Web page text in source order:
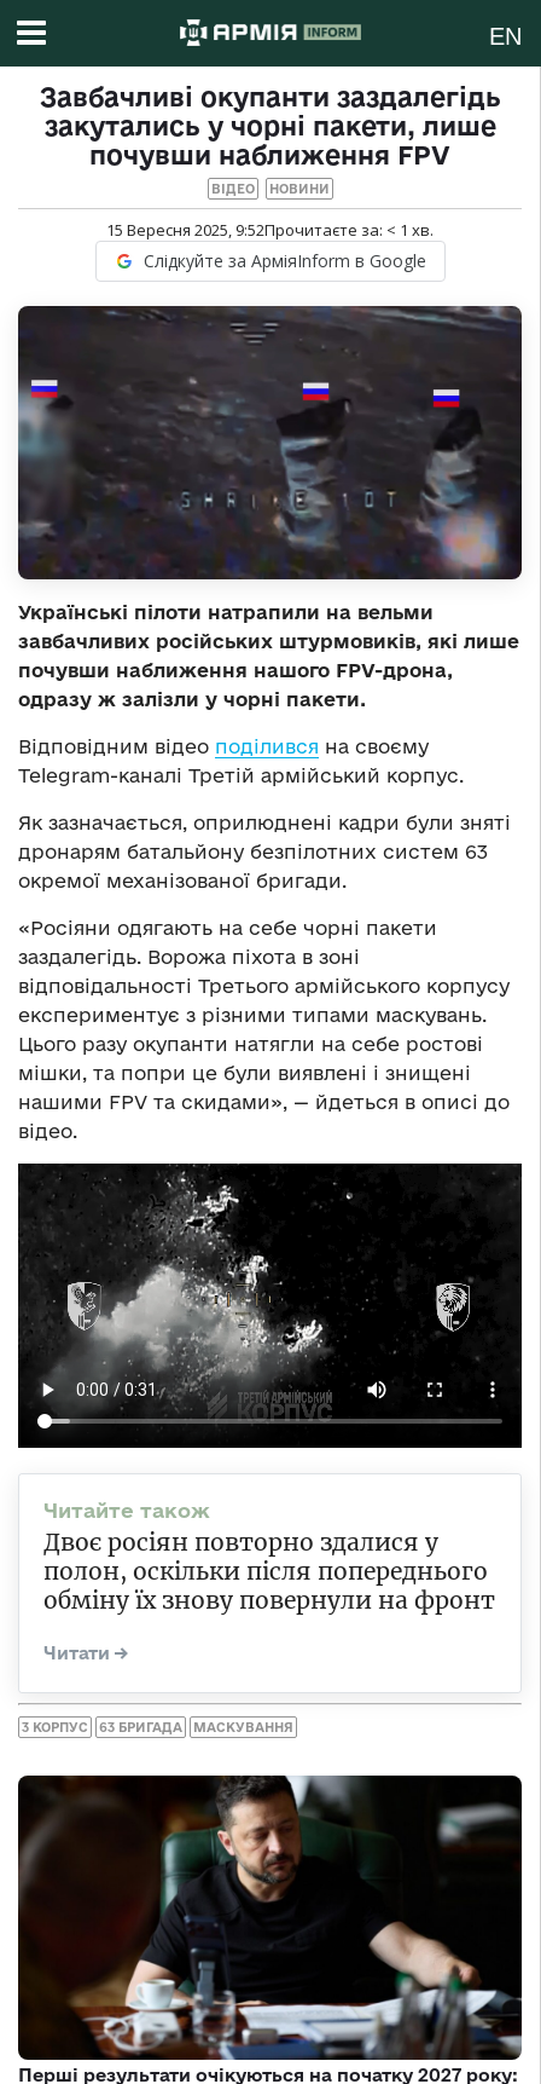
EN
Завбачливі окупанти заздалегідь
закутались у чорні пакети, лише
почувши наближення FPV
ВІДЕО НОВИНИ
15 Вересня 2025, 9:52Прочитаєте за: < 1 хв.
Слідкуйте за АрміяInform в Google
Українські пілоти натрапили на вельми
завбачливих російських штурмовиків, які лише
почувши наближення нашого FPV-дрона,
одразу ж залізли у чорні пакети.
Відповідним відео поділився на своєму
Telegram-каналі Третій армійський корпус.
Як зазначається, оприлюднені кадри були зняті
дронарям батальйону безпілотних систем 63
окремої механізованої бригади.
«Росіяни одягають на себе чорні пакети
заздалегідь. Ворожа піхота в зоні
відповідальності Третього армійського корпусу
експериментує з різними типами маскувань.
Цього разу окупанти натягли на себе ростові
мішки, та попри це були виявлені і знищені
нашими FPV та скидами», — йдеться в описі до
відео.
Двоє росіян повторно здалися у
полон, оскільки після попереднього
обміну їх знову повернули на фронт
3 КОРПУС 63 БРИГАДА МАСКУВАННЯ
Перші результати очікуються на початку 2027 року: